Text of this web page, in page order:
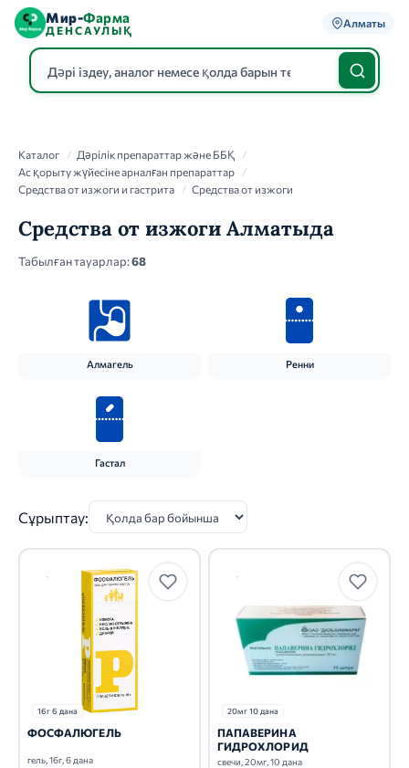
Мир-Фарма
ДЕНСАУЛЫҚ
Алматы
Каталог / Дәрілік препараттар және ББҚ
/
Ас қорыту жүйесіне арналған препараттар
/
Средства от изжоги и гастрита
/ Средства от изжоги
Средства от изжоги Алматыда
Табылған тауарлар:68
Алмагель Ренни
Гастал
Сұрыптау:
16г 6 дана
ФОСФАЛЮГЕЛЬ
гель, 16г, 6 дана
20мг 10 дана
ПАПАВЕРИНА
ГИДРОХЛОРИД
свечи, 20мг, 10 дана